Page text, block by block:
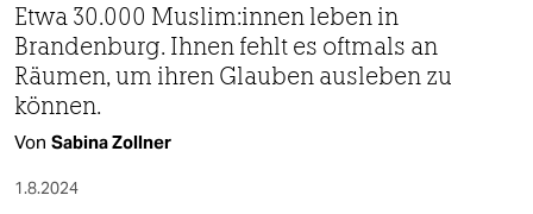
Etwa 30.000 Mus­li­m:in­nen leben in
Brandenburg. Ihnen fehlt es oftmals an
Räumen, um ihren Glauben ausleben zu
können.
Von Sabina Zollner
1.8.2024